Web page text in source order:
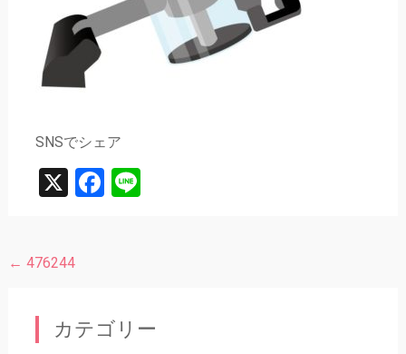
SNSでシェア
X Facebook
Line
投
← 476244
カテゴリー